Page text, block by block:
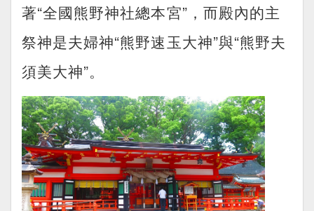
著“全國熊野神社總本宮”，而殿內的主
祭神是夫婦神“熊野速玉大神”與“熊野夫
須美大神”。